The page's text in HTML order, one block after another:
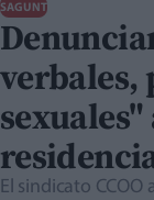
SAGUNT
verbales,
El sindicato